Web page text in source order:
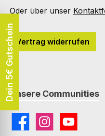
Oder über unser
Vertrag widerrufen
Unsere Communities
FacebookInstagramYouTube
Dein 5€ Gutschein